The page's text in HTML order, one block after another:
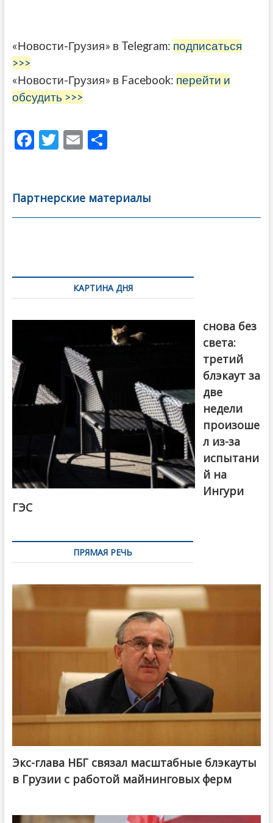
«Новости-Грузия» в Telegram: подписаться
>>>
«Новости-Грузия» в Facebook: перейти и
обсудить >>>
F
b
o
T
er
E
l
О
а
в
Партнерские материалы
по
записямКАРТИНА ДНЯ
снова без
света:
третий
блэкаут за
две
недели
произоше
л из-за
испытани
й на
Ингури
ГЭС
ПРЯМАЯ РЕЧЬ
Экс-глава НБГ связал масштабные блэкауты
в Грузии с работой майнинговых ферм